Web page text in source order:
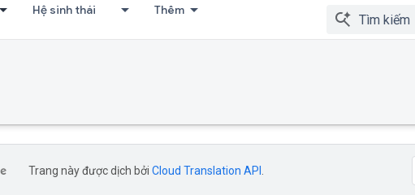
Hệ sinh thái Thêm
Trang này được dịch bởi Cloud Translation API